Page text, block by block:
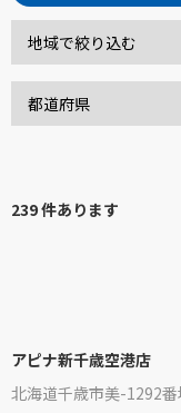
239 件あります
アピナ新千歳空港店
北海道千歳市美-1292